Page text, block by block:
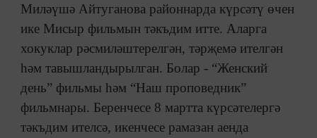
Миләүшә Айтуганова районнарда күрсәтү өчен
ике Мисыр фильмын тәкъдим итте. Аларга
хокуклар рәсмиләштерелгән, тәрҗемә ителгән
һәм тавышландырылган. Болар - “Женский
день” фильмы һәм “Наш проповедник”
фильмнары. Беренчесе 8 мартта күрсәтелергә
тәкъдим ителсә, икенчесе рамазан аенда